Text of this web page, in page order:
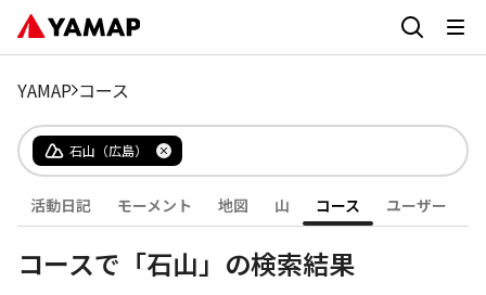
YAMAP コース
石山（広島）
活動日記 モーメント 地図 山 コース ユーザー
コースで「石山」の検索結果